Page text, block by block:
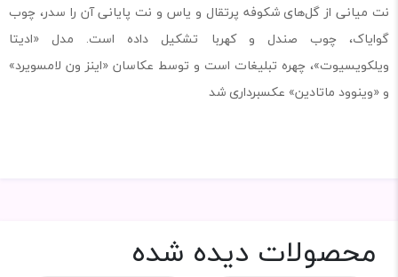
نت میانی از گل‌های شکوفه پرتقال و یاس و نت پایانی آن را سدر، چوب
گوایاک، چوب صندل و کهربا تشکیل داده است. مدل «ادیتا
ویلکویسیوت»، چهره تبلیغات است و توسط عکاسان «اینز ون لامسویرد»
و «وینوود ماتادین» عکسبرداری شد
محصولات دیده شده